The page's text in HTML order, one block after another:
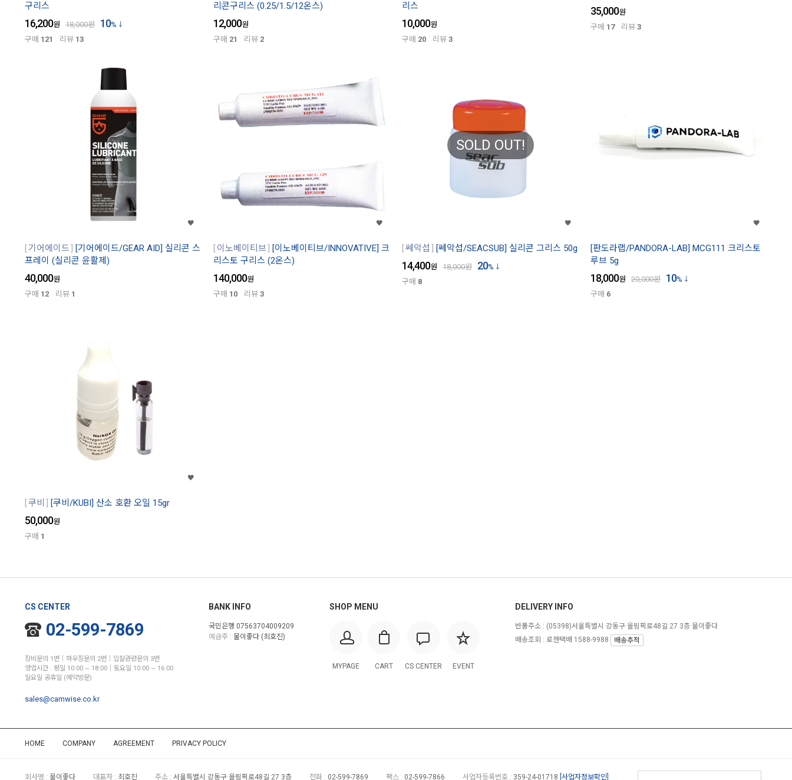
구리스
16,200원 18,000원 10%
구매 121 리뷰 13
리콘구리스 (0.25/1.5/12온스)
12,000원
구매 21 리뷰 2
리스
10,000원
구매 20 리뷰 3
35,000원
구매 17 리뷰 3
기어에이드
[기어에이드/GEAR AID] 실리콘 스
프레이 (실리콘 윤활제)
40,000원
구매 12 리뷰 1
이노베이티브
[이노베이티브/INNOVATIVE] 크
리스토 구리스 (2온스)
140,000원
구매 10 리뷰 3
SOLD OUT!
쎄악섭 [쎄악섭/SEACSUB] 실리콘 그리스 50g
14,400원 18,000원 20%
구매 8
[판도라랩/PANDORA-LAB] MCG111 크리스토
루브 5g
18,000원 20,000원 10%
구매 6
쿠비 [쿠비/KUBI] 산소 호환 오일 15gr
50,000원
구매 1
CS CENTER
02-599-7869
장비문의 1번│하우징문의 2번│입찰관련문의 3번
영업시간 : 평일 10:00 ~ 18:00│토요일 10:00 ~ 16:00
일요일 공휴일 (예약방문)
sales@camwise.co.kr
BANK INFO
국민은행 07563704009209
예금주 : 물이좋다 (최호진)
SHOP MENU
MYPAGE CART CS CENTER EVENT
DELIVERY INFO
반품주소 : (05398)서울특별시 강동구 올림픽로48길 27 3층 물이좋다
배송조회 : 로젠택배 1588-9988
배송추적
HOME COMPANY AGREEMENT PRIVACY POLICY
회사명 : 물이좋다 대표자 : 최호진 주소 : 서울특별시 강동구 올림픽로48길 27 3층 전화 : 02-599-7869 팩스 : 02-599-7866 사업자등록번호 : 359-24-01718 [사업자정보확인]